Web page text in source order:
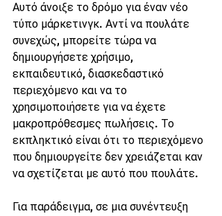
Αυτό άνοιξε το δρόμο για έναν νέο
τύπο μάρκετινγκ. Αντί να πουλάτε
συνεχώς, μπορείτε τώρα να
δημιουργήσετε χρήσιμο,
εκπαιδευτικό, διασκεδαστικό
περιεχόμενο και να το
χρησιμοποιήσετε για να έχετε
μακροπρόθεσμες πωλήσεις. Το
εκπληκτικό είναι ότι το περιεχόμενο
που δημιουργείτε δεν χρειάζεται καν
να σχετίζεται με αυτό που πουλάτε.
Για παράδειγμα, σε μια συνέντευξη